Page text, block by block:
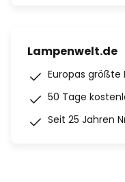
Lampenwelt.de
Europas größte
50 Tage
Seit 25 Jahren